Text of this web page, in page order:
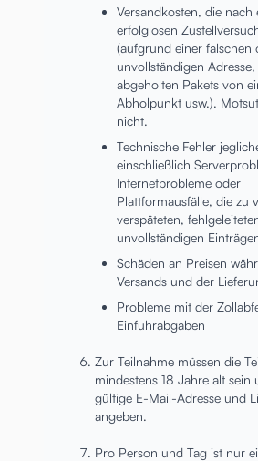
Versandkosten, die nach
erfolglosen
(aufgrund einer falschen
unvollständigen
abgeholten Pakets von
Abholpunkt usw.).
nicht.
Technische Fehler
einschließlich
Internetprobleme oder
Plattformausfälle, die zu
verspäteten,
unvollständigen
Schäden an Preisen
Versands und der
Probleme mit der
Einfuhrabgaben
Zur Teilnahme müssen die
mindestens 18 Jahre alt sein
gültige E-Mail-Adresse und
angeben.
Pro Person und Tag ist nur